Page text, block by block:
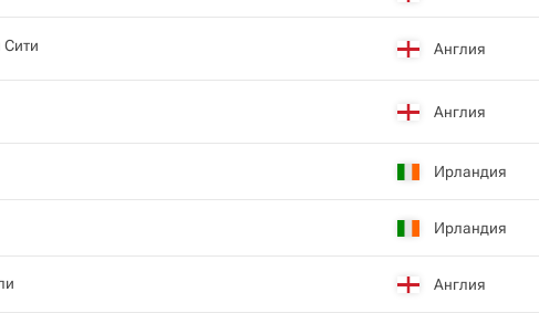
Сити Англия
Англия
Ирландия
Ирландия
Англия